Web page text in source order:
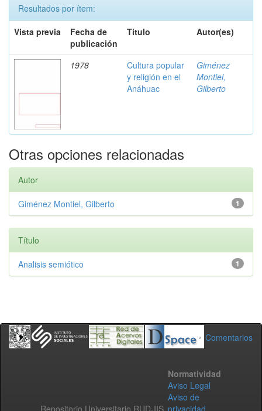
Resultados por ítem:
Vista previa
Fecha de
publicación
Título Autor(es)
1978
Cultura popular
y religión en el
Anáhuac
Giménez
Montiel,
Gilberto
Otras opciones relacionadas
Autor
1
Giménez Montiel, Gilberto
Título
1
Analisis semiótico
Comentarios
Repositorio Universitario RUD-IIS
Normatividad
Aviso Legal
Aviso de
privacidad